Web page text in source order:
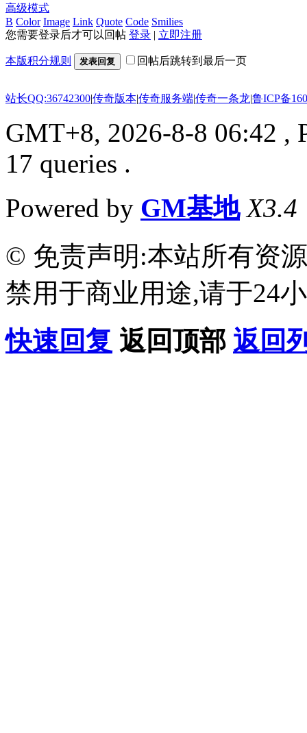
高级模式
B Color Image Link Quote Code Smilies
您需要登录后才可以回帖 登录 | 立即注册
本版积分规则 发表回复 回帖后跳转到最后一页
站长QQ:36742300|传奇版本|传奇服务端|传奇一条龙|鲁ICP备
GMT+8, 2026-8-8 06:42 ,
17 queries .
Powered by GM基地 X3.4
© 免责声明:本站所有资
禁用于商业用途,请于24
快速回复 返回顶部 返回